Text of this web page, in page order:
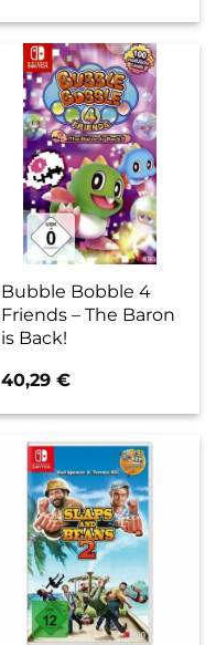
Bubble Bobble 4
Friends – The Baron
is Back!
40,29€